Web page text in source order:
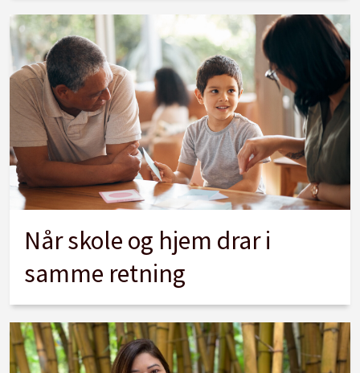
Når skole og hjem drar i
samme retning